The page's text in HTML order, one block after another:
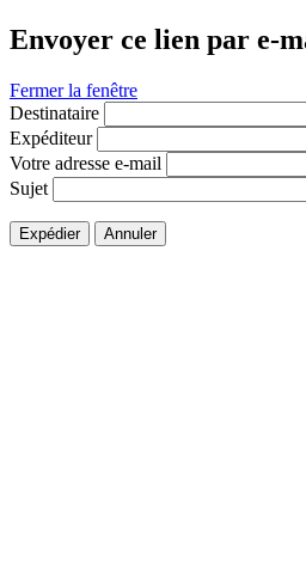
Envoyer ce lien par e-
Fermer la fenêtre
Destinataire
Expéditeur
Votre adresse e-mail
Sujet
Expédier Annuler